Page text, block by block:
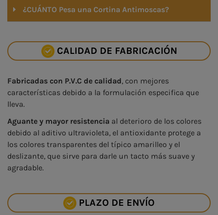
¿CUÁNTO Pesa una Cortina Antimoscas?
CALIDAD DE FABRICACIÓN
Fabricadas con P.V.C de calidad, con mejores
características debido a la formulación especifica que
lleva.
Aguante y mayor resistencia al deterioro de los colores
debido al aditivo ultravioleta, el antioxidante protege a
los colores transparentes del típico amarilleo y el
deslizante, que sirve para darle un tacto más suave y
agradable.
PLAZO DE ENVÍO